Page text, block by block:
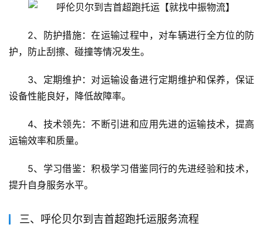
2、防护措施：在运输过程中，对车辆进行全方位的防
护，防止刮擦、碰撞等情况发生。
3、定期维护：对运输设备进行定期维护和保养，保证
设备性能良好，降低故障率。
4、技术领先：不断引进和应用先进的运输技术，提高
运输效率和质量。
5、学习借鉴：积极学习借鉴同行的先进经验和技术，
提升自身服务水平。
三、呼伦贝尔到吉首超跑托运服务流程